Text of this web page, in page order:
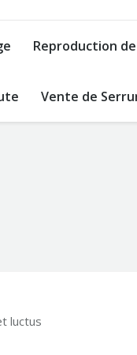
Reproduction
Vente de
luctus